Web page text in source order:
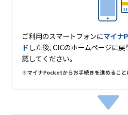
ご利用のスマートフォンにマイナ
ドした後、CICのホームページに戻
認してください。
マイナPocketからお手続きを進めること